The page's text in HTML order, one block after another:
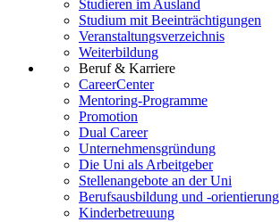
Studieren im Ausland
Studium mit Beeinträchtigungen
Veranstaltungsverzeichnis
Weiterbildung
Beruf & Karriere
CareerCenter
Mentoring-Programme
Promotion
Dual Career
Unternehmensgründung
Die Uni als Arbeitgeber
Stellenangebote an der Uni
Berufsausbildung und -orientierung
Kinderbetreuung